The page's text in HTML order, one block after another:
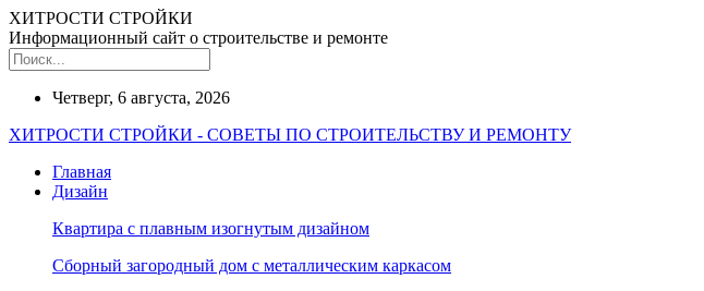
ХИТРОСТИ СТРОЙКИ
Информационный сайт о строительстве и ремонте
Четверг, 6 августа, 2026
ХИТРОСТИ СТРОЙКИ - СОВЕТЫ ПО СТРОИТЕЛЬСТВУ И РЕМОНТУ
Главная
Дизайн
Квартира с плавным изогнутым дизайном
Сборный загородный дом с металлическим каркасом